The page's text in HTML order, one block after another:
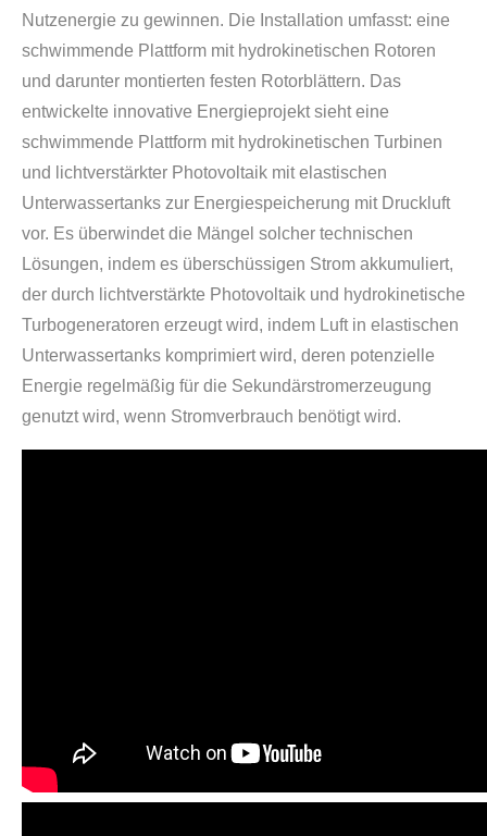
Nutzenergie zu gewinnen. Die Installation umfasst: eine
schwimmende Plattform mit hydrokinetischen Rotoren
und darunter montierten festen Rotorblättern. Das
entwickelte innovative Energieprojekt sieht eine
schwimmende Plattform mit hydrokinetischen Turbinen
und lichtverstärkter Photovoltaik mit elastischen
Unterwassertanks zur Energiespeicherung mit Druckluft
vor. Es überwindet die Mängel solcher technischen
Lösungen, indem es überschüssigen Strom akkumuliert,
der durch lichtverstärkte Photovoltaik und hydrokinetische
Turbogeneratoren erzeugt wird, indem Luft in elastischen
Unterwassertanks komprimiert wird, deren potenzielle
Energie regelmäßig für die Sekundärstromerzeugung
genutzt wird, wenn Stromverbrauch benötigt wird.